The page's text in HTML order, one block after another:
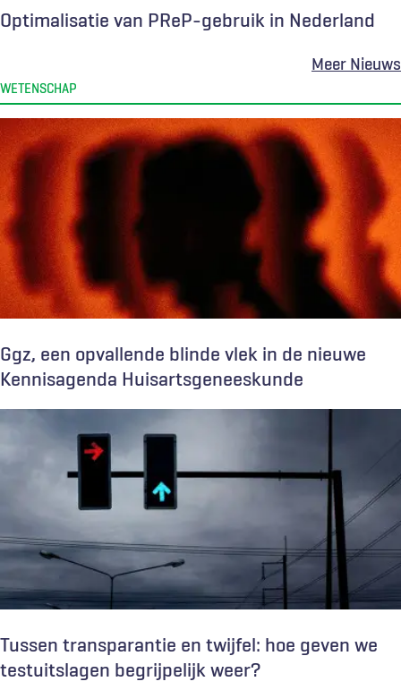
Optimalisatie van PReP-gebruik in Nederland
Meer Nieuws
WETENSCHAP
Ggz, een opvallende blinde vlek in de nieuwe
Kennisagenda Huisartsgeneeskunde
Tussen transparantie en twijfel: hoe geven we
testuitslagen begrijpelijk weer?